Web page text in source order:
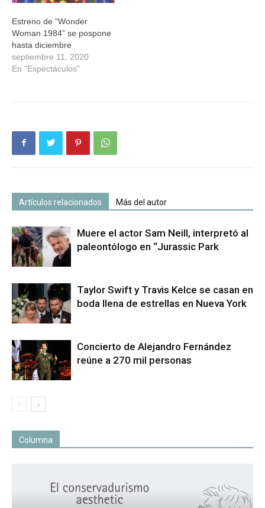
Estreno de “Wonder
Woman 1984” se pospone
hasta diciembre
septiembre 11, 2020
En "Espectáculos"
Artículos relacionados Más del autor
Muere el actor Sam Neill, interpretó al
paleontólogo en “Jurassic Park
Taylor Swift y Travis Kelce se casan en
boda llena de estrellas en Nueva York
Concierto de Alejandro Fernández
reúne a 270 mil personas
Columna